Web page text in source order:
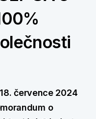
července 2024
o